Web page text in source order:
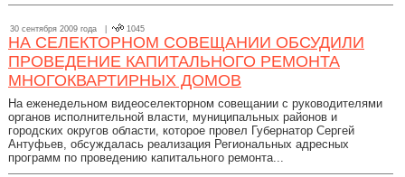
30 сентября 2009 года | 1045
НА СЕЛЕКТОРНОМ СОВЕЩАНИИ ОБСУДИЛИ
ПРОВЕДЕНИЕ КАПИТАЛЬНОГО РЕМОНТА
МНОГОКВАРТИРНЫХ ДОМОВ
На еженедельном видеоселекторном совещании с руководителями
органов исполнительной власти, муниципальных районов и
городских округов области, которое провел Губернатор Сергей
Антуфьев, обсуждалась реализация Региональных адресных
программ по проведению капитального ремонта...